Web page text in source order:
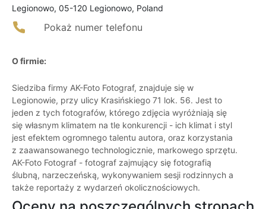
Legionowo, 05-120 Legionowo, Poland
Pokaż numer telefonu
O firmie:
Siedziba firmy AK-Foto Fotograf, znajduje się w
Legionowie, przy ulicy Krasińskiego 71 lok. 56. Jest to
jeden z tych fotografów, którego zdjęcia wyróżniają się
się własnym klimatem na tle konkurencji - ich klimat i styl
jest efektem ogromnego talentu autora, oraz korzystania
z zaawansowanego technologicznie, markowego sprzętu.
AK-Foto Fotograf - fotograf zajmujący się fotografią
ślubną, narzeczeńską, wykonywaniem sesji rodzinnych a
także reportaży z wydarzeń okolicznościowych.